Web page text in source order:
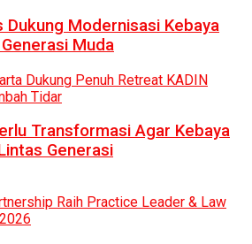
Dukung Modernisasi Kebaya
Muda
Transformasi Agar Kebaya
Generasi